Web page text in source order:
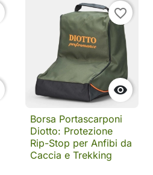

favorite_border
Borsa Portascarponi
Diotto: Protezione
Rip-Stop per Anfibi da
Caccia e Trekking